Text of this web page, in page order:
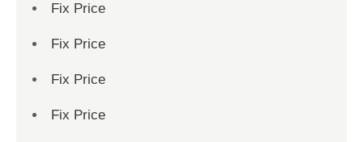
Fix Price
Fix Price
Fix Price
Fix Price